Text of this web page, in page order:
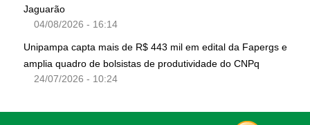
Jaguarão
04/08/2026 - 16:14
Unipampa capta mais de R$ 443 mil em edital da Fapergs e
amplia quadro de bolsistas de produtividade do CNPq
24/07/2026 - 10:24